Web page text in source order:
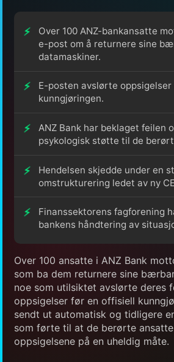
Over 100 ANZ-bankansatte
e-post om å returnere sine
datamaskiner.
E-posten avslørte
kunngjøringen.
ANZ Bank har beklaget feilen
psykologisk støtte til de
Hendelsen skjedde under en
omstrukturering ledet av ny
Finanssektorens fagforening
bankens håndtering av
Over 100 ansatte i ANZ Bank
som ba dem returnere sine
noe som utilsiktet avslørte deres
oppsigelser før en offisiell
sendt ut automatisk og tidligere
som førte til at de berørte
oppsigelsene på en uheldig måte.